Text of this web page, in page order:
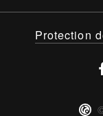
Protection